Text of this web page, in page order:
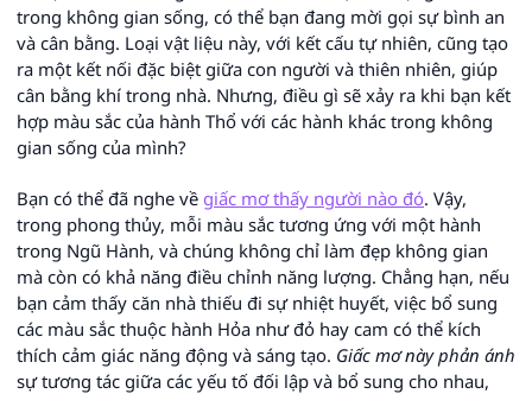
trong không gian sống, có thể bạn đang mời gọi sự bình an
và cân bằng. Loại vật liệu này, với kết cấu tự nhiên, cũng tạo
ra một kết nối đặc biệt giữa con người và thiên nhiên, giúp
cân bằng khí trong nhà. Nhưng, điều gì sẽ xảy ra khi bạn kết
hợp màu sắc của hành Thổ với các hành khác trong không
gian sống của mình?
Bạn có thể đã nghe về giấc mơ thấy người nào đó. Vậy,
trong phong thủy, mỗi màu sắc tương ứng với một hành
trong Ngũ Hành, và chúng không chỉ làm đẹp không gian
mà còn có khả năng điều chỉnh năng lượng. Chẳng hạn, nếu
bạn cảm thấy căn nhà thiếu đi sự nhiệt huyết, việc bổ sung
các màu sắc thuộc hành Hỏa như đỏ hay cam có thể kích
thích cảm giác năng động và sáng tạo. Giấc mơ này phản ánh
sự tương tác giữa các yếu tố đối lập và bổ sung cho nhau,